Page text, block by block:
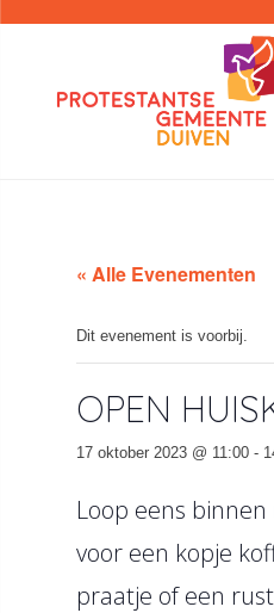
« Alle Evenementen
Dit evenement is voorbij.
OPEN
17 oktober 2023 @ 11:00 -
Loop eens
voor een kopje
praatje of een